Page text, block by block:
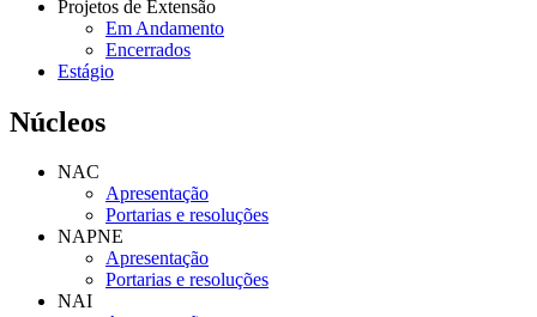
Projetos de Extensão
Em Andamento
Encerrados
Estágio
Núcleos
NAC
Apresentação
Portarias e resoluções
NAPNE
Apresentação
Portarias e resoluções
NAI